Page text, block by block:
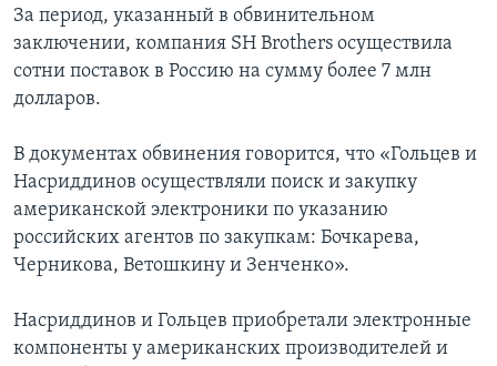
За период, указанный в обвинительном
заключении, компания SH Brothers осуществила
сотни поставок в Россию на сумму более 7 млн
долларов.
В документах обвинения говорится, что «Гольцев и
Насриддинов осуществляли поиск и закупку
американской электроники по указанию
российских агентов по закупкам: Бочкарева,
Черникова, Ветошкину и Зенченко».
Насриддинов и Гольцев приобретали электронные
компоненты у американских производителей и